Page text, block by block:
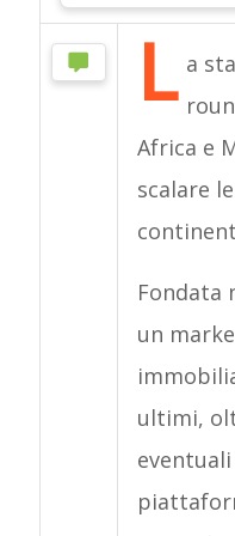
L a
Africa e
scalare
Fondata
un
ultimi,